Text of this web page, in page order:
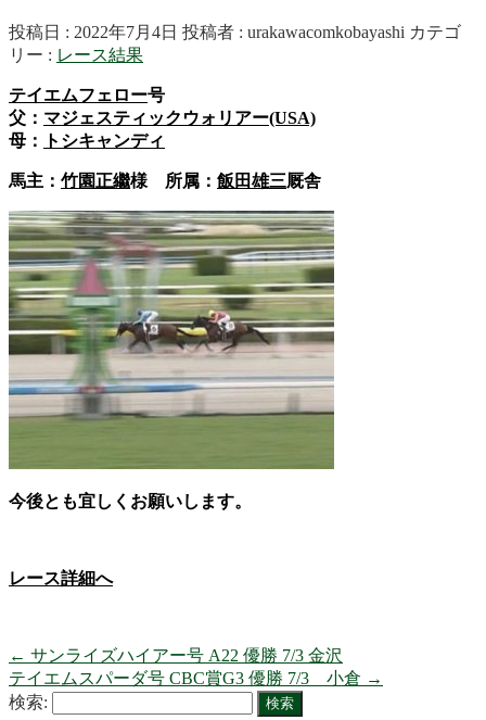
投稿日 : 2022年7月4日 投稿者 : urakawacomkobayashi カテゴ
リー : レース結果
テイエムフェロー号
父： マジェスティックウォリアー(USA)
母：
トシキャンディ
馬主： 竹園正繼様 所属： 飯田雄三厩舎
今後とも宜しくお願いします。
レース詳細へ
← サンライズハイアー号 A22 優勝 7/3 金沢
テイエムスパーダ号 CBC賞G3 優勝 7/3 小倉 →
検索: